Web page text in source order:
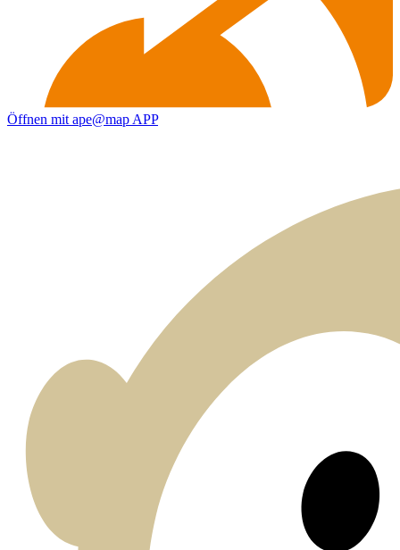
Öffnen mit ape@map APP